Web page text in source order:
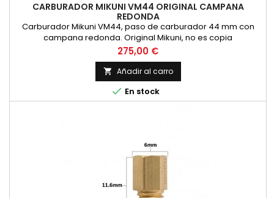
CARBURADOR MIKUNI VM44 ORIGINAL CAMPANA
REDONDA
Carburador Mikuni VM44, paso de carburador 44 mm con
campana redonda. Original Mikuni, no es copia
Precio
275,00 €
 Añadir al carro
 En stock